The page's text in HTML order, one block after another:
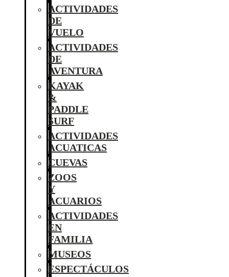
ACTIVIDADES
DE
VUELO
ACTIVIDADES
DE
AVENTURA
KAYAK
&
PADDLE
SURF
ACTIVIDADES
ACUATICAS
CUEVAS
ZOOS
Y
ACUARIOS
ACTIVIDADES
EN
FAMILIA
MUSEOS
ESPECTÁCULOS